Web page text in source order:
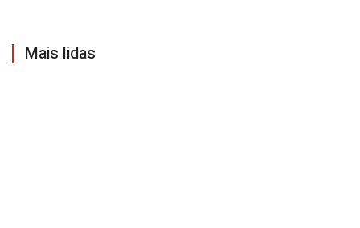
Mais lidas